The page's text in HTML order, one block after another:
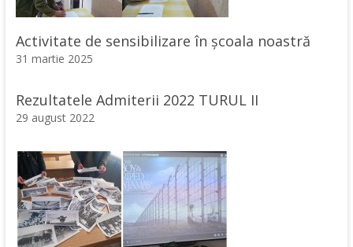
Activitate de sensibilizare în școala noastră
31 martie 2025
Rezultatele Admiterii 2022 TURUL II
29 august 2022